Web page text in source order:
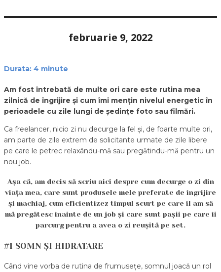
februarie 9, 2022
Durata: 4 minute
Am fost întrebată de multe ori care este rutina mea
zilnică de îngrijire și cum îmi mențin nivelul energetic în
perioadele cu zile lungi de ședințe foto sau filmări.
Ca freelancer, nicio zi nu decurge la fel și, de foarte multe ori,
am parte de zile extrem de solicitante urmate de zile libere
pe care le petrec relaxându-mă sau pregătindu-mă pentru un
nou job.
Așa că, am decis să scriu aici despre cum decurge o zi din
viața mea, care sunt produsele mele preferate de îngrijire
și machiaj, cum eficientizez timpul scurt pe care îl am să
mă pregătesc înainte de un job și care sunt pașii pe care îi
parcurg pentru a avea o zi reușită pe set.
#1 SOMN ȘI HIDRATARE
Când vine vorba de rutina de frumusețe, somnul joacă un rol